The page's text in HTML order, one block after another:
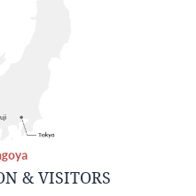
& VISITORS